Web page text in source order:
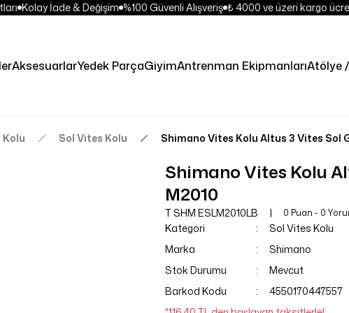
Kolay İade & Değişim %100 Güvenli Alışveriş ₺ 4000 ve üzeri kargo
AksesuarlarYedek ParçaGiyimAntrenman EkipmanlarıAtölye
Sol Vites Kolu Shimano Vites Kolu Altus 3 Vites Sol
Shimano Vites Kolu
M2010
T SHM ESLM2010LB 0 Puan - 0
Kategori
Sol Vites Kolu
Marka
Shimano
Stok Durumu
Mevcut
Barkod Kodu
4550170447557